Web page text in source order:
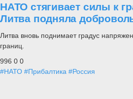
НАТО стягивает силы к
Литва подняла
Литва вновь поднимает градус
границ.
996 0 0
#НАТО #Прибалтика #Россия